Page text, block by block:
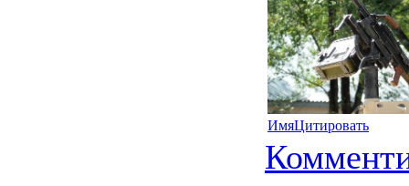
ИмяЦитировать